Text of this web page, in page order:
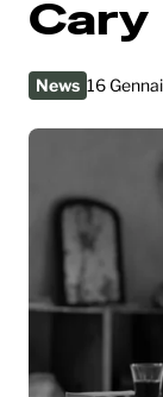
Cary
News 16